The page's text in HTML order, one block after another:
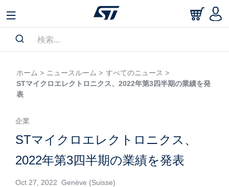
ホーム > ニュースルーム > すべてのニュース >
STマイクロエレクトロニクス、2022年第3四半期の業績を発
表
企業
STマイクロエレクトロニクス、
2022年第3四半期の業績を発表
Oct 27, 2022 Genève (Suisse)